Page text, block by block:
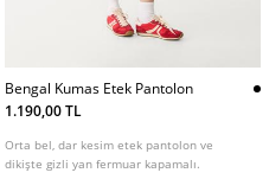
Bengal Kumas Etek Pantolon
1.190,00 TL
Orta bel, dar kesim etek pantolon ve
dikişte gizli yan fermuar kapamalı.